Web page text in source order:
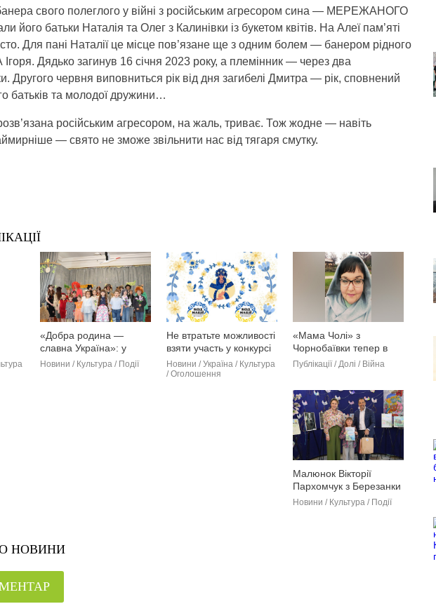
свого полеглого у війні з російським агресором сина — МЕРЕЖАНОГО
його батьки Наталія та Олег з Калинівки із букетом квітів. На Алеї пам’яті
Для пані Наталії це місце пов’язане ще з одним болем — банером рідного
Дядько загинув 16 січня 2023 року, а племінник — через два
Другого червня виповниться рік від дня загибелі Дмитра — рік, сповнений
батьків та молодої дружини…
розв’язана російським агресором, на жаль, триває. Тож жодне — навіть
— свято не зможе звільнити нас від тягаря смутку.
«Добра родина —
славна Україна»: у
Березанському БТШ
Новини / Культура / Події
Не втратьте можливості
взяти участь у конкурсі
Новини / Україна / Культура
/ Оголошення
«Мама Чолі» з
Чорнобаївки тепер в
Рибаківці: історія
(фото)
Публікації / Долі / Війна
Малюнок Вікторії
Пархомчук з Березанки
відзначений першим
Новини / Культура / Події
НОВИНИ